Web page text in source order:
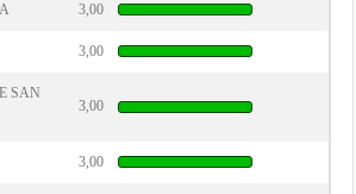
3,00
3,00
SAN
3,00
3,00